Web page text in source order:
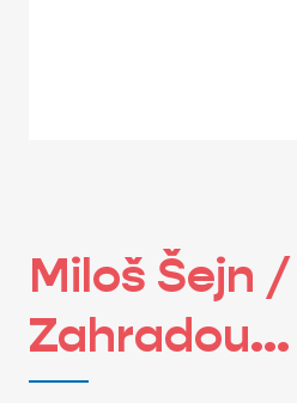
Miloš Šejn /
Zahradou...